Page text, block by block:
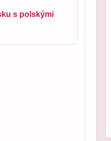
s polskými